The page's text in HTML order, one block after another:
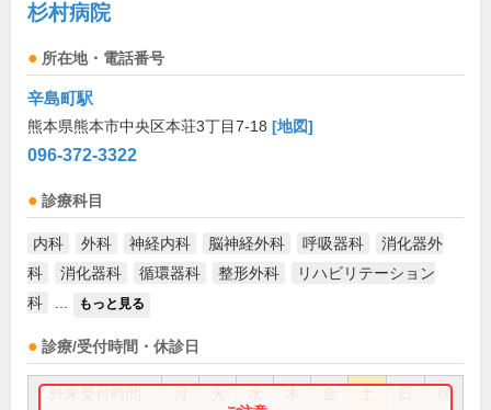
杉村病院
所在地・電話番号
辛島町駅
熊本県熊本市中央区本荘3丁目7-18 [地図]
096-372-3322
診療科目
内科 外科 神経内科 脳神経外科 呼吸器科
消化器外
科
消化器科 循環器科 整形外科
リハビリテーション
科
もっと見る
診療/受付時間・休診日
祝